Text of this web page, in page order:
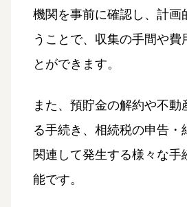
機関を事前に確認し、計画
うことで、収集の手間や費
とができます。
また、預貯金の解約や不動
る手続き、相続税の申告・
関連して発生する様々な手
能です。